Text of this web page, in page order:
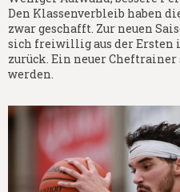
Den Klassenverbleib haben
zwar geschafft. Zur neuen
sich freiwillig aus der Ersten
zurück. Ein neuer
werden.